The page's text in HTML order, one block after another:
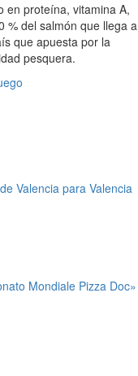
en proteína, vitamina A,
% del salmón que llega a
que apuesta por la
pesquera.
Valencia para Valencia
Mondiale Pizza Doc»